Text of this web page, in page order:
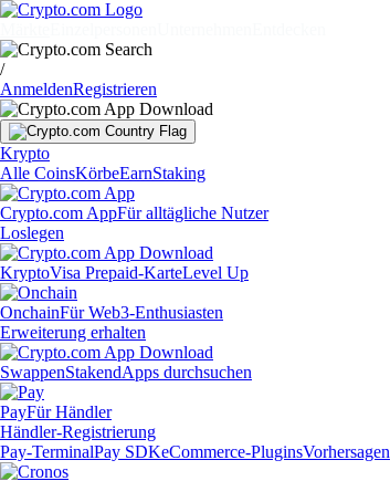
/
AnmeldenRegistrieren
Krypto
Alle CoinsKörbeEarnStaking
Crypto.com AppFür alltägliche Nutzer
Loslegen
KryptoVisa Prepaid-KarteLevel Up
OnchainFür Web3-Enthusiasten
Erweiterung erhalten
SwappenStakendApps durchsuchen
PayFür Händler
Händler-Registrierung
Pay-TerminalPay SDKeCommerce-PluginsVorhersagen